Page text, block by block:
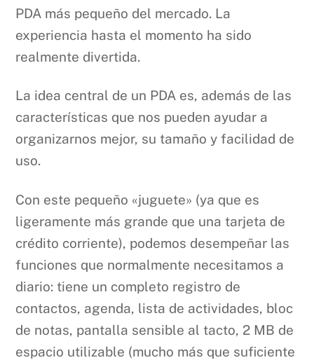
PDA más pequeño del mercado. La
experiencia hasta el momento ha sido
realmente divertida.
La idea central de un PDA es, además de las
características que nos pueden ayudar a
organizarnos mejor, su tamaño y facilidad de
uso.
Con este pequeño «juguete» (ya que es
ligeramente más grande que una tarjeta de
crédito corriente), podemos desempeñar las
funciones que normalmente necesitamos a
diario: tiene un completo registro de
contactos, agenda, lista de actividades, bloc
de notas, pantalla sensible al tacto, 2 MB de
espacio utilizable (mucho más que suficiente